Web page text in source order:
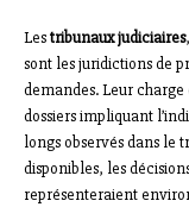
Lestribunaux judiciaires
sont les juridictions de
demandes. Leur
dossiers impliquant
longs observés dans le
disponibles, les
représenteraient